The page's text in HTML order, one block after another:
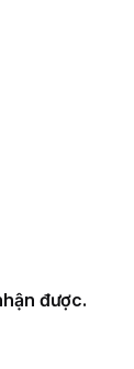
được.